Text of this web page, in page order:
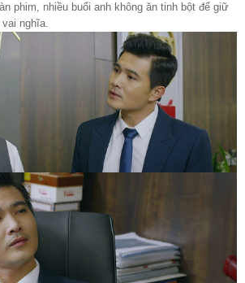
phim, nhiều buổi anh không ăn tinh bột để giữ
nghĩa.